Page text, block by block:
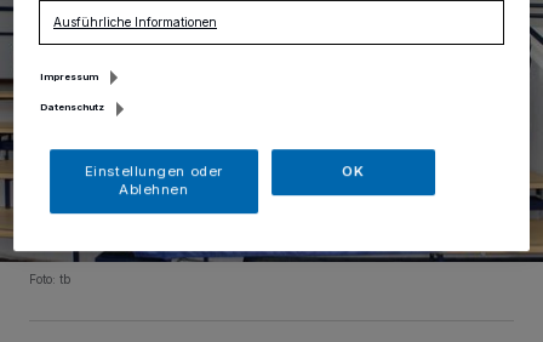
Foto: tb
Ausführliche Informationen
Impressum
Datenschutz
Einstellungen oder
Ablehnen
OK